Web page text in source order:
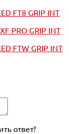
FT8 GRIP INT
PRO GRIP INT
FTW GRIP INT
ответ?